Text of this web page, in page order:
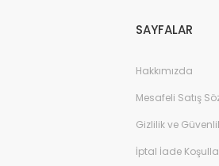
SAYFALAR
Hakkımızda
Mesafeli Satış
Gizlilik ve
İptal İade